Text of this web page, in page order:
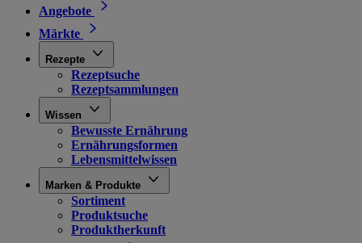
Angebote
Märkte
Rezepte
Rezeptsuche
Rezeptsammlungen
Wissen
Bewusste Ernährung
Ernährungsformen
Lebensmittelwissen
Marken & Produkte
Sortiment
Produktsuche
Produktherkunft